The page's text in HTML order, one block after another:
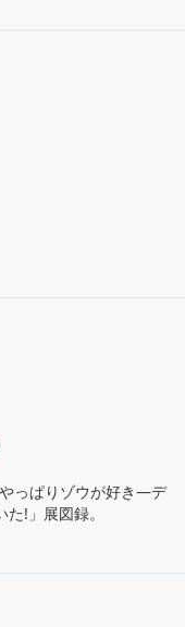
っぱりゾウが好き―デ
!」展図録。